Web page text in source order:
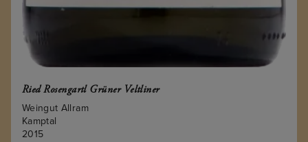
Ried Rosengartl Grüner Veltliner
Weingut Allram
Kamptal
2015